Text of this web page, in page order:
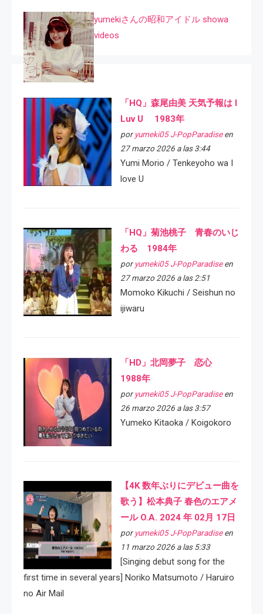
yumekiさんの昭和アイドル showa
videos
「HQ」森尾由美 天気予報は I
Luv U 1983年
por yumeki05 J-PopParadiseen
27 marzo 2026 a las 3:44
Yumi Morio / Tenkeyoho wa I
love U
「HQ」菊池桃子 青春のいじ
わる 1984年
por yumeki05 J-PopParadiseen
27 marzo 2026 a las 2:51
Momoko Kikuchi / Seishun no
ijiwaru
「HD」北岡夢子 恋心
1988年
por yumeki05 J-PopParadiseen
26 marzo 2026 a las 3:57
Yumeko Kitaoka / Koigokoro
【4K 数年ぶりにデビュー曲を
歌う】松本典子 春色のエアメ
ール O.A. 2024 年 02月 17日
por yumeki05 J-PopParadiseen
11 marzo 2026 a las 5:33
[Singing debut song for the
first time in several years] Noriko Matsumoto / Haruiro
no Air Mail